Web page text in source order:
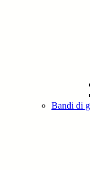
Bandi di